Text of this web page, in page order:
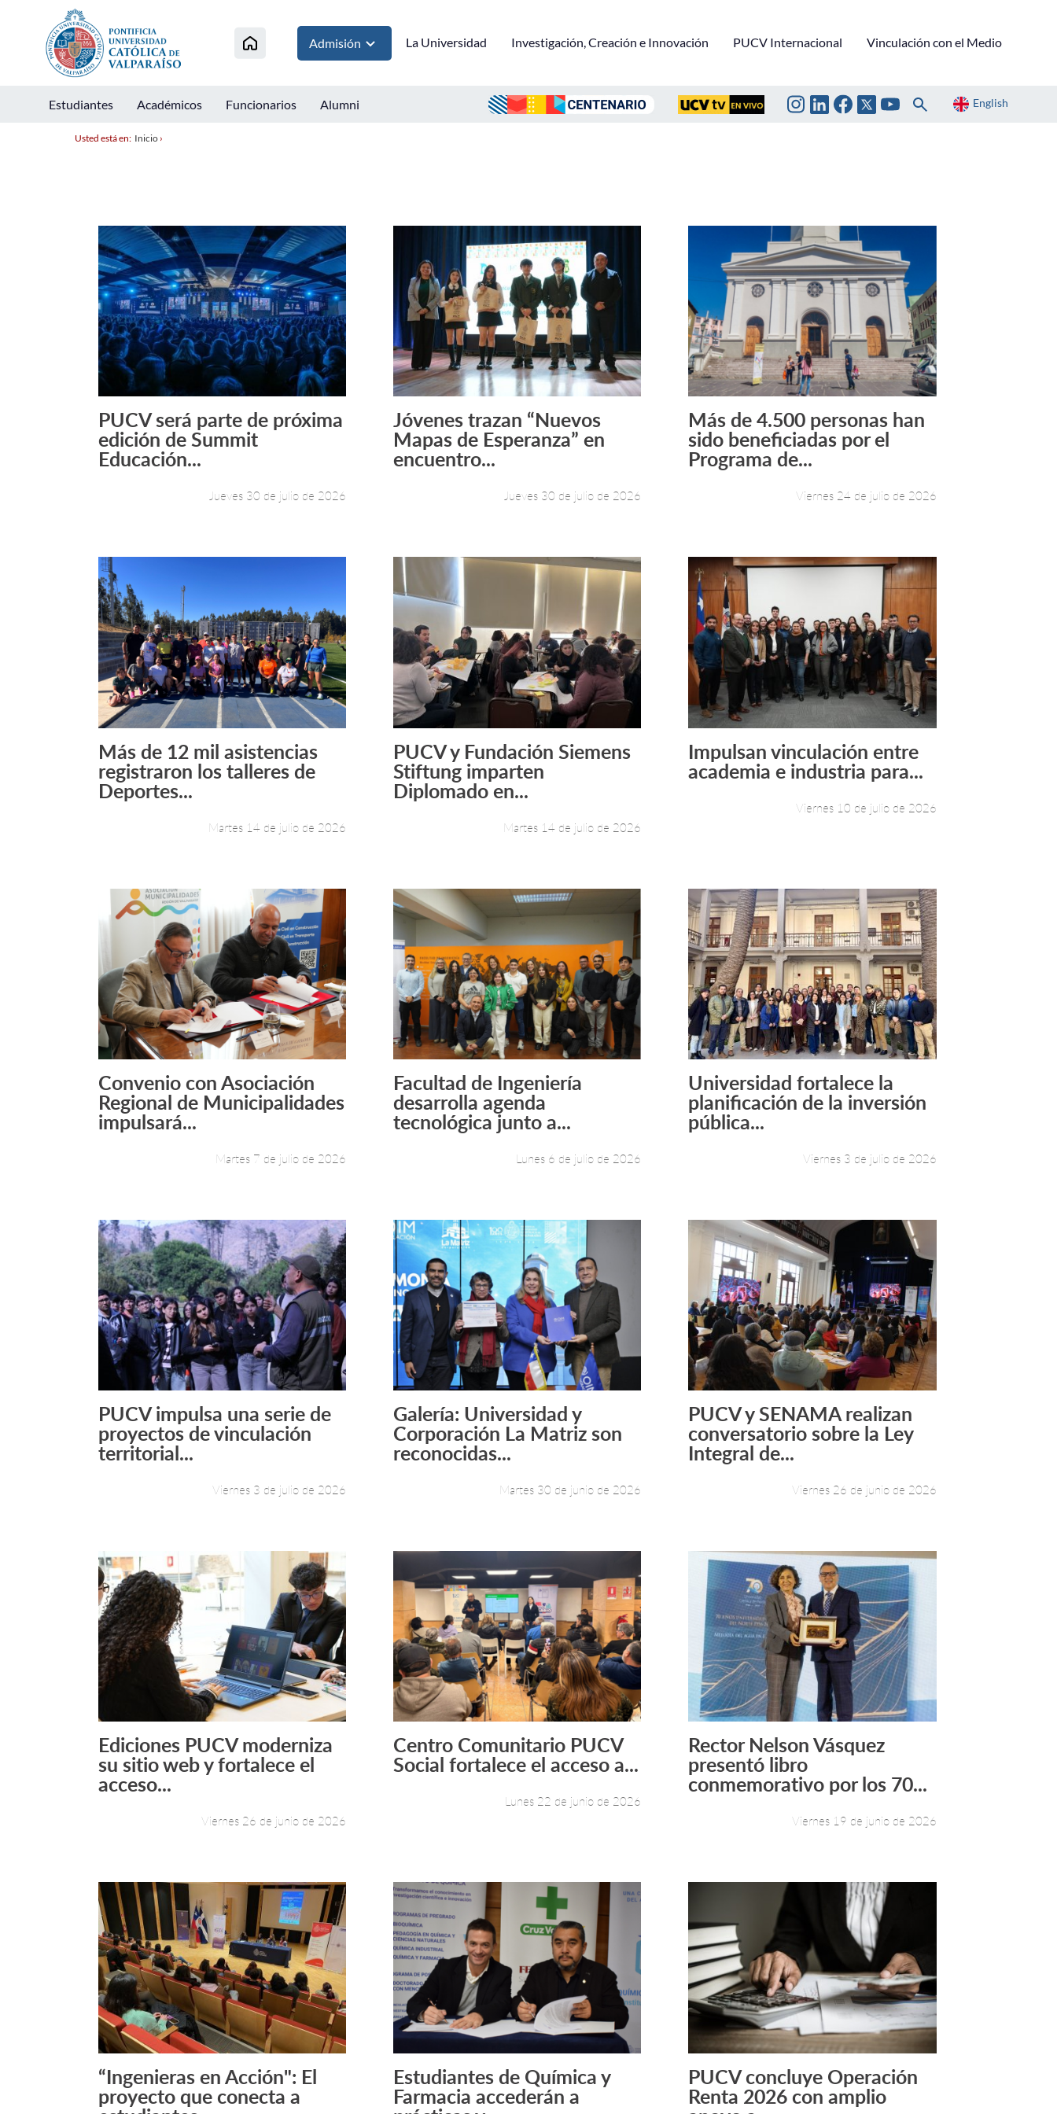
Admisión La Universidad Investigación, Creación e Innovación PUCV Internacional Vinculación con el Medio
Estudiantes Académicos Funcionarios Alumni English
Usted está en: Inicio›
Leer más +
PUCV será parte de próxima
edición de Summit
Educación...
Jueves 30 de julio de 2026
Leer más +
Jóvenes trazan “Nuevos
Mapas de Esperanza” en
encuentro...
Jueves 30 de julio de 2026
Leer más +
Más de 4.500 personas han
sido beneficiadas por el
Programa de...
Viernes 24 de julio de 2026
Leer más +
Más de 12 mil asistencias
registraron los talleres de
Deportes...
Martes 14 de julio de 2026
Leer más +
PUCV y Fundación Siemens
Stiftung imparten
Diplomado en...
Martes 14 de julio de 2026
Leer más +
Impulsan vinculación entre
academia e industria para...
Viernes 10 de julio de 2026
Leer más +
Convenio con Asociación
Regional de Municipalidades
impulsará...
Martes 7 de julio de 2026
Leer más +
Facultad de Ingeniería
desarrolla agenda
tecnológica junto a...
Lunes 6 de julio de 2026
Leer más +
Universidad fortalece la
planificación de la inversión
pública...
Viernes 3 de julio de 2026
Leer más +
PUCV impulsa una serie de
proyectos de vinculación
territorial...
Viernes 3 de julio de 2026
Leer más +
Galería: Universidad y
Corporación La Matriz son
reconocidas...
Martes 30 de junio de 2026
Leer más +
PUCV y SENAMA realizan
conversatorio sobre la Ley
Integral de...
Viernes 26 de junio de 2026
Leer más +
Ediciones PUCV moderniza
su sitio web y fortalece el
acceso...
Viernes 26 de junio de 2026
Leer más +
Centro Comunitario PUCV
Social fortalece el acceso a...
Lunes 22 de junio de 2026
Leer más +
Rector Nelson Vásquez
presentó libro
conmemorativo por los 70...
Viernes 19 de junio de 2026
Leer más +
“Ingenieras en Acción": El
proyecto que conecta a Leer más +
Estudiantes de Química y
Farmacia accederán a Leer más +
PUCV concluye Operación
Renta 2026 con amplio